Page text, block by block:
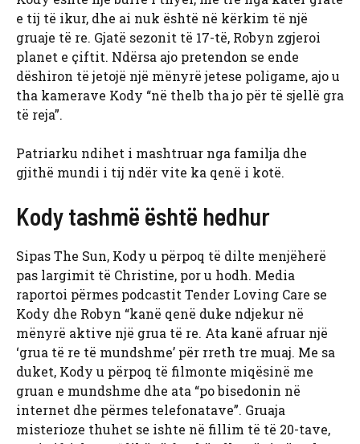
e tij të ikur, dhe ai nuk është në kërkim të një
gruaje të re. Gjatë sezonit të 17-të, Robyn zgjeroi
planet e çiftit. Ndërsa ajo pretendon se ende
dëshiron të jetojë një mënyrë jetese poligame, ajo u
tha kamerave Kody “në thelb tha jo për të sjellë gra
të reja”.
Patriarku ndihet i mashtruar nga familja dhe
gjithë mundi i tij ndër vite ka qenë i kotë.
Kody tashmë është hedhur
Sipas The Sun, Kody u përpoq të dilte menjëherë
pas largimit të Christine, por u hodh. Media
raportoi përmes podcastit Tender Loving Care se
Kody dhe Robyn “kanë qenë duke ndjekur në
mënyrë aktive një grua të re. Ata kanë afruar një
‘grua të re të mundshme’ për rreth tre muaj. Me sa
duket, Kody u përpoq të filmonte miqësinë me
gruan e mundshme dhe ata “po bisedonin në
internet dhe përmes telefonatave”. Gruaja
misterioze thuhet se ishte në fillim të të 20-tave,